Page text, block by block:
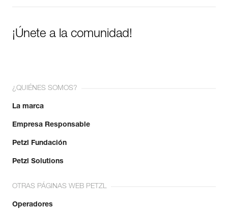
¡Únete a la comunidad!
¿QUIÉNES SOMOS?
La marca
Empresa Responsable
Petzl Fundación
Petzl Solutions
OTRAS PÁGINAS WEB PETZL
Operadores